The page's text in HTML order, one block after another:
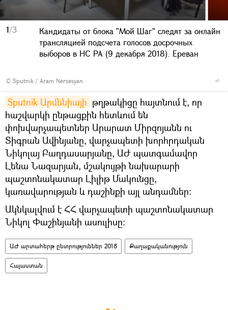
1/3
© Sputnik / Aram Nersesyan
Кандидаты от блока "Мой Шаг" следят за онлайн
трансляцией подсчета голосов досрочных
выборов в НС РА (9 декабря 2018). Еревaн
Sputnik Արմենիայի թղթակիցը հայտնում է, որ
հաշվարկի ընթացքին հետևում են
փոխվարչապետներ Արարատ Միրզոյանն ու
Տիգրան Ավինյանը, վարչապետի խորհրդական
Նիկոլայ Բաղդասարյանը, ԱԺ պատգամավոր
Լենա Նազարյան, մշակույթի նախարարի
պաշտոնակատար Լիլիթ Մակունցը,
կառավարության և դաշինքի այլ անդամներ:
Ակնկալվում է ՀՀ վարչապետի պաշտոնակատար
Նիկոլ Փաշինյանի ասուլիսը:
ԱԺ արտահերթ ընտրություններ 2018 Քաղաքականություն
Հայաստան